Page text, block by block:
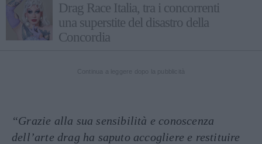
Drag Race Italia, tra i concorrenti
una superstite del disastro della
Concordia
“Grazie alla sua sensibilità e conoscenza
dell’arte drag ha saputo accogliere e restituire